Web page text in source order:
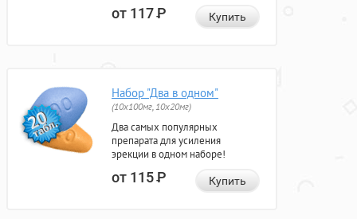
от 117Р Купить
Набор "Два в одном"
(10x100мг, 10x20мг)
Два самых популярных
препарата для усиления
эрекции в одном наборе!
от 115Р Купить